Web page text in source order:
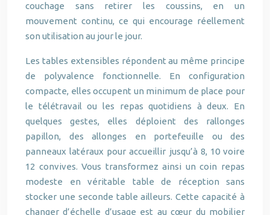
couchage sans retirer les coussins, en un
mouvement continu, ce qui encourage réellement
son utilisation au jour le jour.
Les tables extensibles répondent au même principe
de polyvalence fonctionnelle. En configuration
compacte, elles occupent un minimum de place pour
le télétravail ou les repas quotidiens à deux. En
quelques gestes, elles déploient des rallonges
papillon, des allonges en portefeuille ou des
panneaux latéraux pour accueillir jusqu’à 8, 10 voire
12 convives. Vous transformez ainsi un coin repas
modeste en véritable table de réception sans
stocker une seconde table ailleurs. Cette capacité à
changer d’échelle d’usage est au cœur du mobilier